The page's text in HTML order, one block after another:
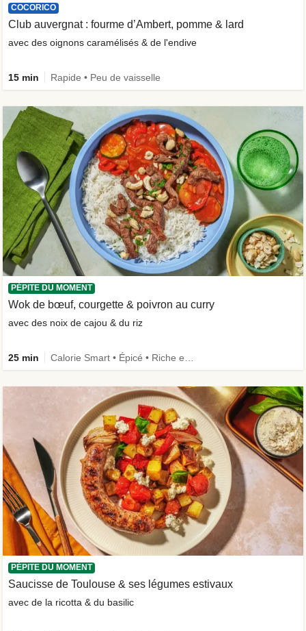
COCORICO
Club auvergnat : fourme d’Ambert, pomme & lard
avec des oignons caramélisés & de l'endive
15 min Rapide • Peu de vaisselle
PÉPITE DU MOMENT
Wok de bœuf, courgette & poivron au curry
avec des noix de cajou & du riz
25 min
PÉPITE DU MOMENT
Saucisse de Toulouse & ses légumes estivaux
avec de la ricotta & du basilic